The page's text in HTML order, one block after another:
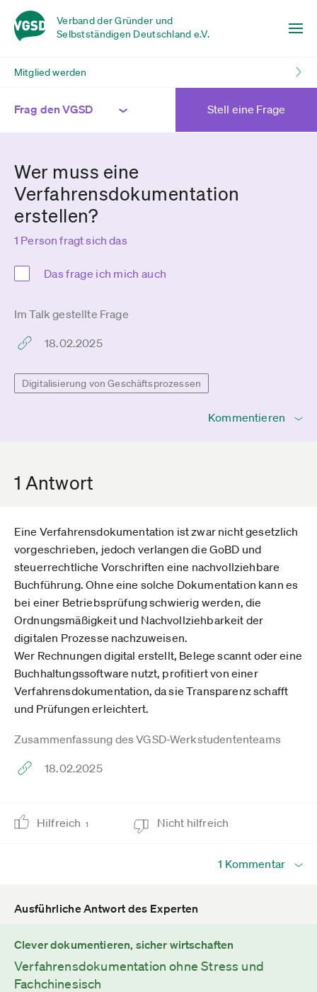
Verband der Gründer und
Selbstständigen Deutschland e.V.
Mitglied werden
Frag den VGSD Stell eine Frage
Wer muss eine
Verfahrensdokumentation
erstellen?
1 Person fragt sich das
Das frage ich mich auch
Im Talk gestellte Frage
18.02.2025
Digitalisierung von Geschäftsprozessen
Kommentieren
1 Antwort
Eine Verfahrensdokumentation ist zwar nicht gesetzlich
vorgeschrieben, jedoch verlangen die GoBD und
steuerrechtliche Vorschriften eine nachvollziehbare
Buchführung. Ohne eine solche Dokumentation kann es
bei einer Betriebsprüfung schwierig werden, die
Ordnungsmäßigkeit und Nachvollziehbarkeit der
digitalen Prozesse nachzuweisen.
Wer Rechnungen digital erstellt, Belege scannt oder eine
Buchhaltungssoftware nutzt, profitiert von einer
Verfahrensdokumentation, da sie Transparenz schafft
und Prüfungen erleichtert.
Zusammenfassung des VGSD-Werkstudententeams
18.02.2025
Hilfreich 1 Nicht hilfreich
1 Kommentar
Ausführliche Antwort des Experten
Clever dokumentieren, sicher wirtschaften
Verfahrensdokumentation ohne Stress und
Fachchinesisch